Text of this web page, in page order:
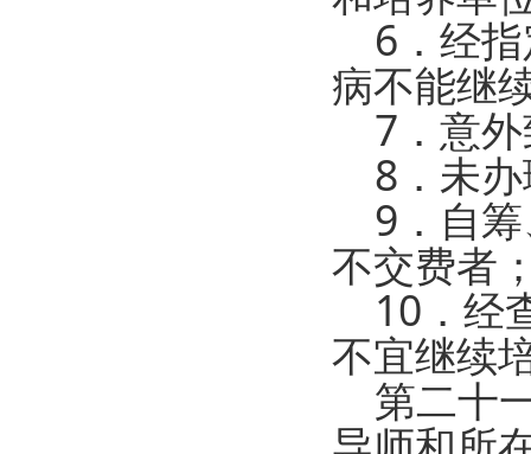
6．经指
病不能继
7．意外
8．未办
9．自筹
不交费者
10．经
不宜继续
第二十